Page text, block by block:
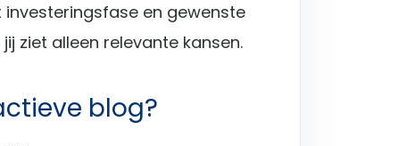
en gewenste
ziet alleen relevante kansen.
blog?